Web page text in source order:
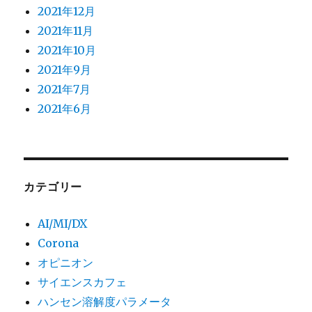
2021年12月
2021年11月
2021年10月
2021年9月
2021年7月
2021年6月
カテゴリー
AI/MI/DX
Corona
オピニオン
サイエンスカフェ
ハンセン溶解度パラメータ